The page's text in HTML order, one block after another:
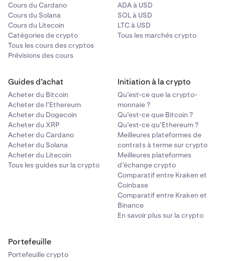
Cours du Cardano
Cours du Solana
Cours du Litecoin
Catégories de crypto
Tous les cours des cryptos
Prévisions des cours
ADA à USD
SOL à USD
LTC à USD
Tous les marchés crypto
Guides d’achat
Acheter du Bitcoin
Acheter de l’Ethereum
Acheter du Dogecoin
Acheter du XRP
Acheter du Cardano
Acheter du Solana
Acheter du Litecoin
Tous les guides sur la crypto
Initiation à la crypto
Qu’est-ce que la crypto-
monnaie ?
Qu’est-ce que Bitcoin ?
Qu’est-ce qu’Ethereum ?
Meilleures plateformes de
contrats à terme sur crypto
Meilleures plateformes
d’échange crypto
Comparatif entre Kraken et
Coinbase
Comparatif entre Kraken et
Binance
En savoir plus sur la crypto
Portefeuille
Portefeuille crypto